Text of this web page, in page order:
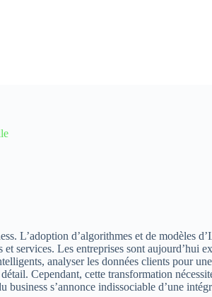
L’adoption d’algorithmes et de modèles
services. Les entreprises sont
analyser les données clients pour
Cependant, cette transformation
s’annonce indissociable d’une